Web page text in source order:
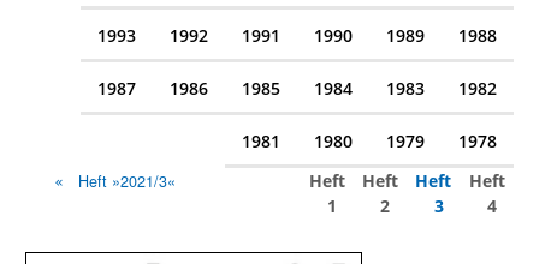
1993 1992 1991 1990 1989 1988
1987 1986 1985 1984 1983 1982
1981 1980 1979 1978
Heft »2021/3«
Heft
1
Heft
2
Heft
3
Heft
4